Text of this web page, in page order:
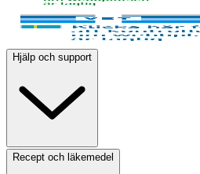
Hjälp och support
Recept och läkemedel